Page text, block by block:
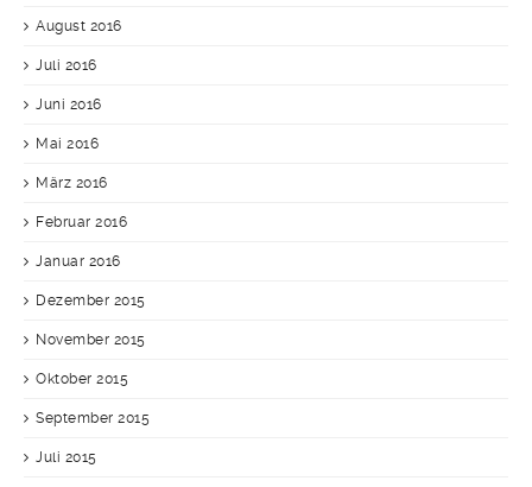
August 2016
Juli 2016
Juni 2016
Mai 2016
März 2016
Februar 2016
Januar 2016
Dezember 2015
November 2015
Oktober 2015
September 2015
Juli 2015